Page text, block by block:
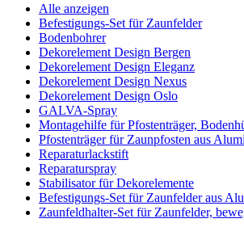
Alle anzeigen
Befestigungs-Set für Zaunfelder
Bodenbohrer
Dekorelement Design Bergen
Dekorelement Design Eleganz
Dekorelement Design Nexus
Dekorelement Design Oslo
GALVA-Spray
Montagehilfe für Pfostenträger,
Pfostenträger für Zaunpfosten aus
Reparaturlackstift
Reparaturspray
Stabilisator für Dekorelemente
Befestigungs-Set für Zaunfelder aus
Zaunfeldhalter-Set für Zaunfelder,